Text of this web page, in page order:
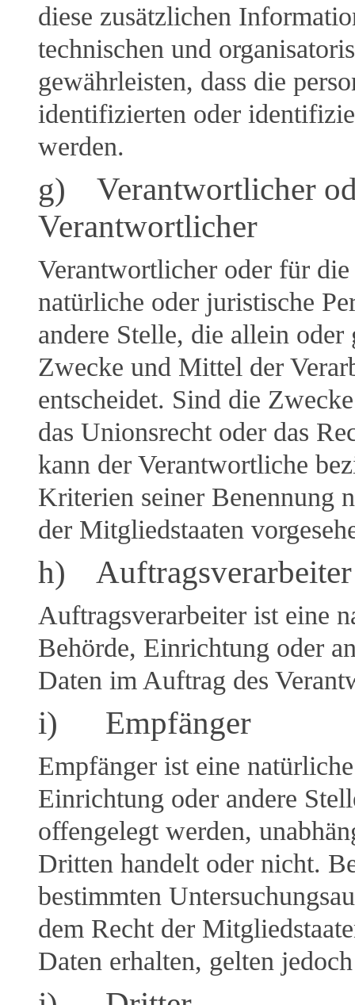
diese zusätzlichen
technischen und
gewährleisten, dass die
identifizierten oder
werden.
g) Verantwortlicher
Verantwortlicher
Verantwortlicher oder für
natürliche oder juristische
andere Stelle, die allein
Zwecke und Mittel der
entscheidet. Sind die
das Unionsrecht oder das
kann der Verantwortliche
Kriterien seiner Benennung
der Mitgliedstaaten
h) Auftragsverarbeiter
Auftragsverarbeiter ist eine
Behörde, Einrichtung oder
Daten im Auftrag des
i) Empfänger
Empfänger ist eine
Einrichtung oder andere
offengelegt werden,
Dritten handelt oder nicht.
bestimmten
dem Recht der
Daten erhalten, gelten